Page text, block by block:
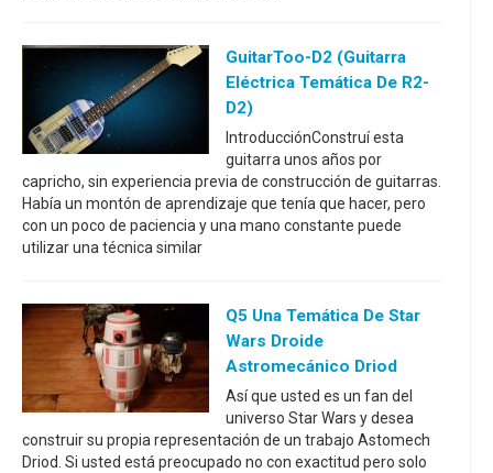
GuitarToo-D2 (guitarra
Eléctrica Temática De R2-
D2)
IntroducciónConstruí esta
guitarra unos años por
capricho, sin experiencia previa de construcción de guitarras.
Había un montón de aprendizaje que tenía que hacer, pero
con un poco de paciencia y una mano constante puede
utilizar una técnica similar
Q5 Una Temática De Star
Wars Droide
Astromecánico Driod
Así que usted es un fan del
universo Star Wars y desea
construir su propia representación de un trabajo Astomech
Driod. Si usted está preocupado no con exactitud pero solo